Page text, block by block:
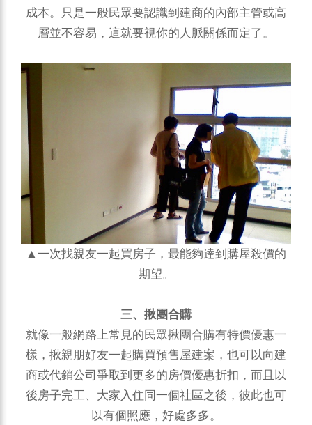
成本。只是一般民眾要認識到建商的內部主管或高
層並不容易，這就要視你的人脈關係而定了。
▲一次找親友一起買房子，最能夠達到購屋殺價的
期望。
三、揪團合購
就像一般網路上常見的民眾揪團合購有特價優惠一
樣，揪親朋好友一起購買預售屋建案，也可以向建
商或代銷公司爭取到更多的房價優惠折扣，而且以
後房子完工、大家入住同一個社區之後，彼此也可
以有個照應，好處多多。